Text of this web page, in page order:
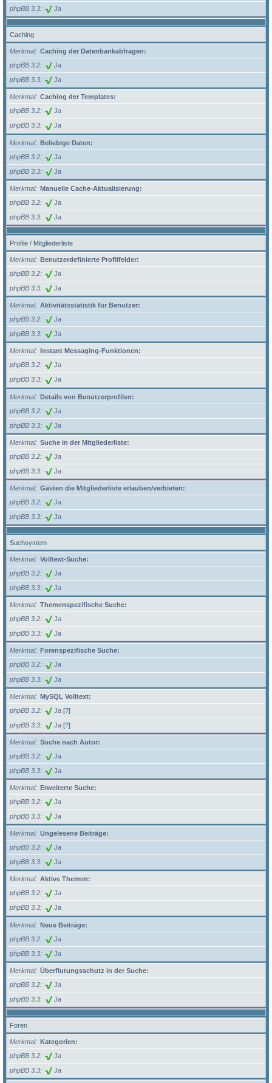
phpBB 3.3 Ja
Caching
Merkmal
Caching der Datenbankabfragen:
phpBB 3.2
Ja
phpBB 3.3 Ja
Merkmal
Caching der Templates:
phpBB 3.2
Ja
phpBB 3.3 Ja
Merkmal
Beliebige Daten:
phpBB 3.2
Ja
phpBB 3.3 Ja
Merkmal
Manuelle Cache-Aktualisierung:
phpBB 3.2
Ja
phpBB 3.3 Ja
Profile / Mitgliederliste
Merkmal
Benutzerdefinierte Profilfelder:
phpBB 3.2
Ja
phpBB 3.3 Ja
Merkmal
Aktivitätsstatistik für Benutzer:
phpBB 3.2
Ja
phpBB 3.3 Ja
Merkmal
Instant Messaging-Funktionen:
phpBB 3.2
Ja
phpBB 3.3 Ja
Merkmal
Details von Benutzerprofilen:
phpBB 3.2
Ja
phpBB 3.3 Ja
Merkmal
Suche in der Mitgliederliste:
phpBB 3.2
Ja
phpBB 3.3 Ja
Merkmal
Gästen die Mitgliederliste erlauben/verbieten:
phpBB 3.2
Ja
phpBB 3.3 Ja
Suchsystem
Merkmal
Volltext-Suche:
phpBB 3.2
Ja
phpBB 3.3 Ja
Merkmal
Themenspezifische Suche:
phpBB 3.2
Ja
phpBB 3.3 Ja
Merkmal
Forenspezifische Suche:
phpBB 3.2
Ja
phpBB 3.3 Ja
Merkmal
MySQL Volltext:
phpBB 3.2
Ja [?]
phpBB 3.3 Ja [?]
Merkmal
Suche nach Autor:
phpBB 3.2
Ja
phpBB 3.3 Ja
Merkmal
Erweiterte Suche:
phpBB 3.2
Ja
phpBB 3.3 Ja
Merkmal
Ungelesene Beiträge:
phpBB 3.2
Ja
phpBB 3.3 Ja
Merkmal
Aktive Themen:
phpBB 3.2
Ja
phpBB 3.3 Ja
Merkmal
Neue Beiträge:
phpBB 3.2
Ja
phpBB 3.3 Ja
Merkmal
Überflutungsschutz in der Suche:
phpBB 3.2
Ja
phpBB 3.3 Ja
Foren
Merkmal
Kategorien:
phpBB 3.2
Ja
phpBB 3.3 Ja